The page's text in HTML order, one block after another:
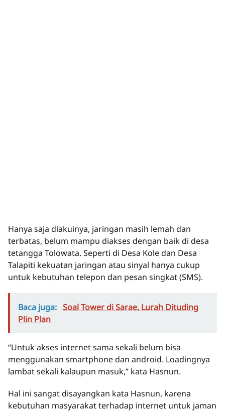
Hanya saja diakuinya, jaringan masih lemah dan
terbatas, belum mampu diakses dengan baik di desa
tetangga Tolowata. Seperti di Desa Kole dan Desa
Talapiti kekuatan jaringan atau sinyal hanya cukup
untuk kebutuhan telepon dan pesan singkat (SMS).
Baca juga: Soal Tower di Sarae, Lurah Dituding
Plin Plan
“Untuk akses internet sama sekali belum bisa
menggunakan smartphone dan android. Loadingnya
lambat sekali kalaupun masuk,” kata Hasnun.
Hal ini sangat disayangkan kata Hasnun, karena
kebutuhan masyarakat terhadap internet untuk jaman